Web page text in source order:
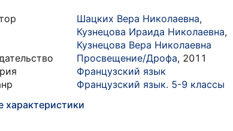
Шацких Вера Николаевна,
Кузнецова Ираида Николаевна,
Кузнецова Вера Николаевна
Просвещение/Дрофа, 2011
Французский язык
Французский язык. 5-9 классы
характеристики